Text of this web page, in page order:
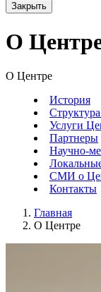
Закрыть
О
О Центре
История
Услуги
Партнеры
Научно-
СМИ о
Контакты
Главная
О Центре